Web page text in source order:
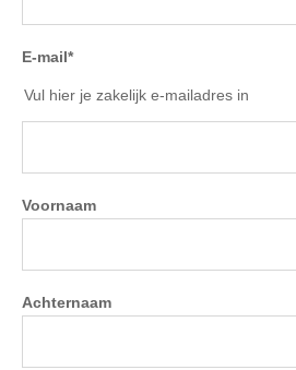
E-mail*
Vul hier je zakelijk e-mailadres in
Voornaam
Achternaam